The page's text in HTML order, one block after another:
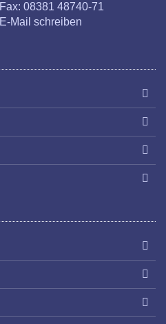
Fax: 08381 48740-71
E-Mail schreiben